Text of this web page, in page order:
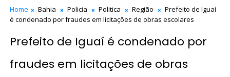
Home Bahia Policia Politica Região
Prefeito de Iguaí
é condenado por fraudes em licitações de obras escolares
Prefeito de Iguaí é condenado por
fraudes em licitações de obras